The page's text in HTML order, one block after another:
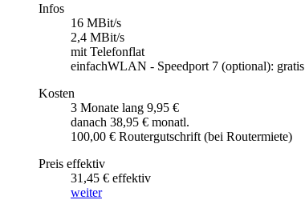
Infos
16 MBit/s
2,4 MBit/s
mit Telefonflat
einfachWLAN - Speedport 7 (optional): gratis
Kosten
3 Monate lang 9,95 €
danach 38,95 € monatl.
100,00 € Routergutschrift (bei Routermiete)
Preis effektiv
31,45 € effektiv
weiter